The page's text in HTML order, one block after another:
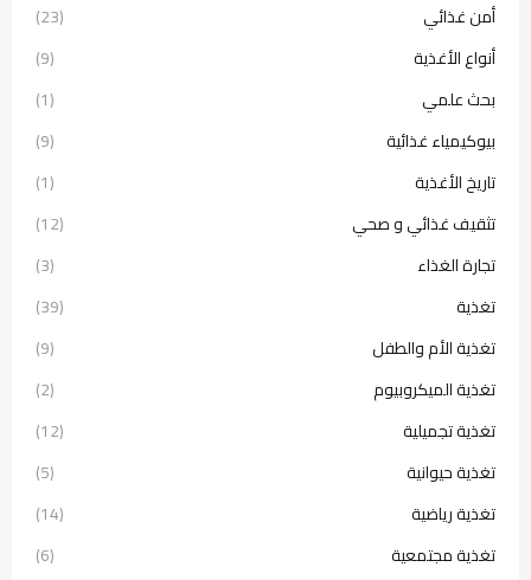
أمن غذائي
(23)
أنواع الأغذية
(9)
بحث علمي
(1)
بيوكيمياء غذائية
(9)
تاريخ الأغذية
(1)
تثقيف غذائي و صحي
(12)
تجارة الغذاء
(3)
تغذية
(39)
تغذية الأم والطفل
(9)
تغذية الميكروبيوم
(2)
تغذية تجميلية
(12)
تغذية حيوانية
(5)
تغذية رياضية
(14)
تغذية مجتمعية
(6)